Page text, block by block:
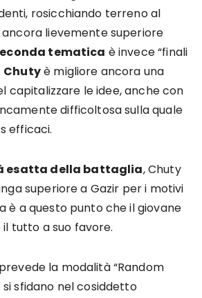
rosicchiando terreno al
lievemente superiore
tematica è invece “finali
Chutyè migliore ancora una
capitalizzare le idee, anche con
difficoltosa sulla quale
efficaci.
esatta della battaglia, Chuty
superiore a Gazir per i motivi
è a questo punto che il giovane
tutto a suo favore.
prevede la modalità “Random
si sfidano nel cosiddetto